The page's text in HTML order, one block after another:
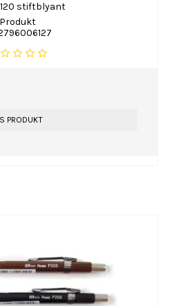
stiftblyant
Produkt
PRODUKT